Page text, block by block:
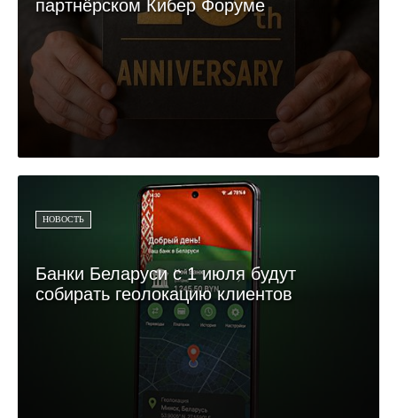
партнёрском Кибер Форуме
НОВОСТЬ
Банки Беларуси с 1 июля будут
собирать геолокацию клиентов